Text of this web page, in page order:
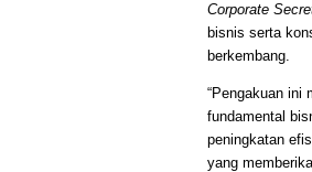
Corporate
bisnis serta
berkembang.
“Pengakuan ini
fundamental
peningkatan
yang